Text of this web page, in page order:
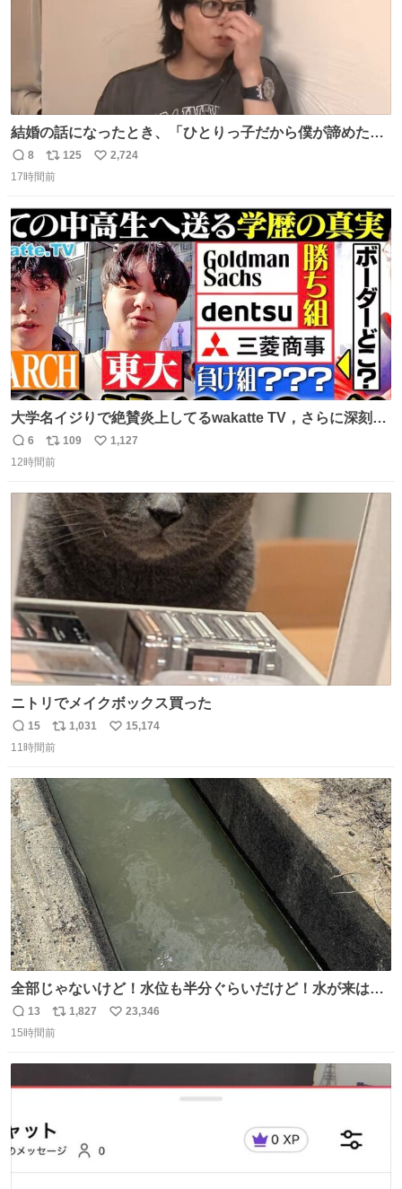
結婚の話になったとき、「ひとりっ子だから僕が諦めた瞬
間に一族が潰える」「死ぬとき1人とか嫌」だから結婚願
望は"ある"って答えたものの、結局「（結婚は）向いてね
えて言葉を選んで、まるく収めてくれたんだなと思った
返
信
8
リ
ポ
ト
数
125
い
数
2,724
17時間前
大学名イジりで絶賛炎上してるwakatte TV，さらに深刻な
問題はこっちでは？ ・都内の特定企業に入るのを極度に推
奨し，それ以外の地域で堅実に生きるのを周縁化する ・恋
化する ・院生が研究環境を求め他大学に移るのを批判する
過去例↓
返
信
6
リ
ポ
ト
数
109
い
数
1,127
12時間前
ニトリでメイクボックス買った
返
信
15
リ
ポ
ト
数
1,031
い
15,174
11時間前
全部じゃないけど！水位も半分ぐらいだけど！水が来はじ
めたよ！！！ 作業してくれた方々ありがとーーー
ー！！！！！！！！！！！！！！！！！！！！！！！！！
返
信
13
リ
ポ
1,827
い
23,346
15時間前